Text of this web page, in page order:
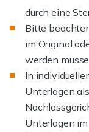
durch eine
Bitte
im Original
werden
In
Unterlagen
Unterlagen